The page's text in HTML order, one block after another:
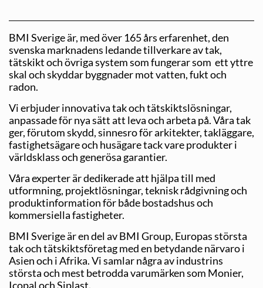
BMI Sverige är, med över 165 års erfarenhet, den
svenska marknadens ledande tillverkare av tak,
tätskikt och övriga system som fungerar som ett yttre
skal och skyddar byggnader mot vatten, fukt och
radon.
Vi erbjuder innovativa tak och tätskiktslösningar,
anpassade för nya sätt att leva och arbeta på. Våra tak
ger, förutom skydd, sinnesro för arkitekter, takläggare,
fastighetsägare och husägare tack vare produkter i
världsklass och generösa garantier.
Våra experter är dedikerade att hjälpa till med
utformning, projektlösningar, teknisk rådgivning och
produktinformation för både bostadshus och
kommersiella fastigheter.
BMI Sverige är en del av BMI Group, Europas största
tak och tätskiktsföretag med en betydande närvaro i
Asien och i Afrika. Vi samlar några av industrins
största och mest betrodda varumärken som Monier,
Icopal och Siplast.